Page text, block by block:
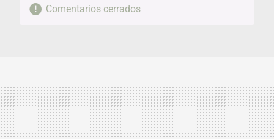
Comentarios cerrados